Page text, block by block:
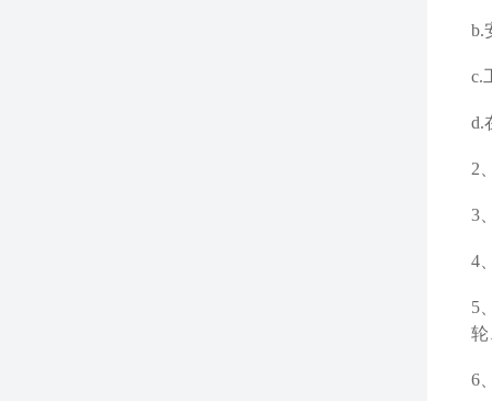
b.
c.
d.
2
3
4
5
轮
6